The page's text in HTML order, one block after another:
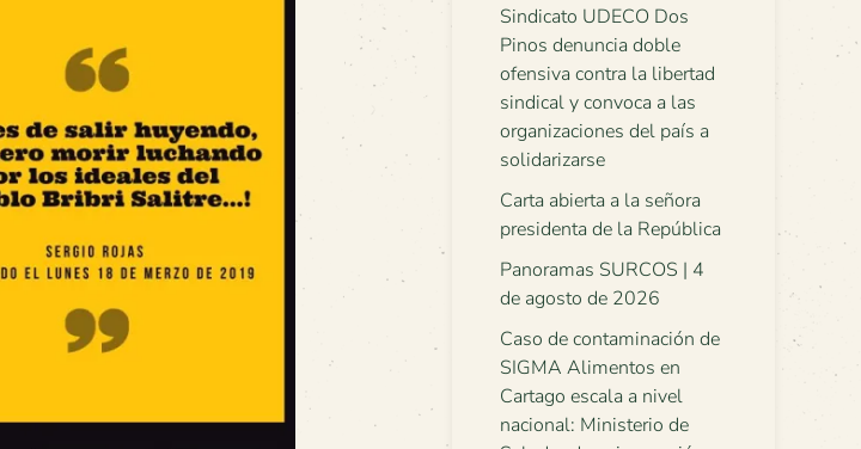
Sindicato UDECO Dos
Pinos denuncia doble
ofensiva contra la libertad
sindical y convoca a las
organizaciones del país a
solidarizarse
Carta abierta a la señora
presidenta de la República
Panoramas SURCOS | 4
de agosto de 2026
Caso de contaminación de
SIGMA Alimentos en
Cartago escala a nivel
nacional: Ministerio de